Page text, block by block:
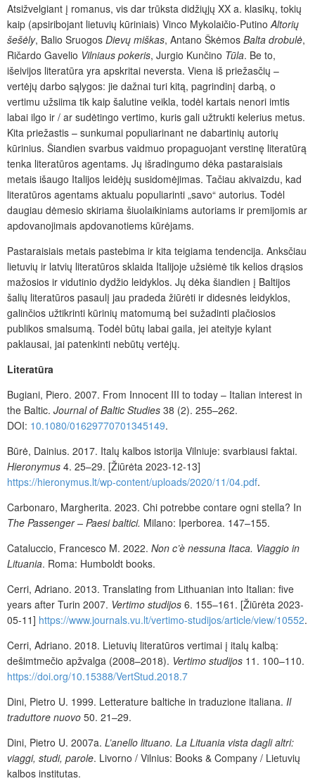
Atsižvelgiant į romanus, vis dar trūksta didžiųjų XX a. klasikų, tokių
kaip (apsiribojant lietuvių kūriniais) Vinco Mykolaičio-Putino Altorių
šešėly, Balio Sruogos Dievų miškas, Antano Škėmos Balta drobulė,
Ričardo Gavelio Vilniaus pokeris, Jurgio Kunčino Tūla. Be to,
išeivijos literatūra yra apskritai neversta. Viena iš priežasčių –
vertėjų darbo sąlygos: jie dažnai turi kitą, pagrindinį darbą, o
vertimu užsiima tik kaip šalutine veikla, todėl kartais nenori imtis
labai ilgo ir / ar sudėtingo vertimo, kuris gali užtrukti kelerius metus.
Kita priežastis – sunkumai populiarinant ne dabartinių autorių
kūrinius. Šiandien svarbus vaidmuo propaguojant verstinę literatūrą
tenka literatūros agentams. Jų išradingumo dėka pastaraisiais
metais išaugo Italijos leidėjų susidomėjimas. Tačiau akivaizdu, kad
literatūros agentams aktualu populiarinti „savo“ autorius. Todėl
daugiau dėmesio skiriama šiuolaikiniams autoriams ir premijomis ar
apdovanojimais apdovanotiems kūrėjams.
Pastaraisiais metais pastebima ir kita teigiama tendencija. Anksčiau
lietuvių ir latvių literatūros sklaida Italijoje užsiėmė tik kelios drąsios
mažosios ir vidutinio dydžio leidyklos. Jų dėka šiandien į Baltijos
šalių literatūros pasaulį jau pradeda žiūrėti ir didesnės leidyklos,
galinčios užtikrinti kūrinių matomumą bei sužadinti plačiosios
publikos smalsumą. Todėl būtų labai gaila, jei ateityje kylant
paklausai, jai patenkinti nebūtų vertėjų.
Literatūra
Bugiani, Piero. 2007. From Innocent III to today – Italian interest in
the Baltic. Journal of Baltic Studies 38 (2). 255–262.
DOI: 10.1080/01629770701345149.
Būrė, Dainius. 2017. Italų kalbos istorija Vilniuje: svarbiausi faktai.
Hieronymus 4. 25–29. [Žiūrėta 2023-12-13]
https://hieronymus.lt/wp-content/uploads/2020/11/04.pdf.
Carbonaro, Margherita. 2023. Chi potrebbe contare ogni stella? In
The Passenger – Paesi baltici. Milano: Iperborea. 147–155.
Cataluccio, Francesco M. 2022. Non c’è nessuna Itaca. Viaggio in
Lituania. Roma: Humboldt books.
Cerri, Adriano. 2013. Translating from Lithuanian into Italian: five
years after Turin 2007. Vertimo studijos 6. 155–161. [Žiūrėta 2023-
05-11] https://www.journals.vu.lt/vertimo-studijos/article/view/10552.
Cerri, Adriano. 2018. Lietuvių literatūros vertimai į italų kalbą:
dešimtmečio apžvalga (2008–2018). Vertimo studijos 11. 100–110.
https://doi.org/10.15388/VertStud.2018.7
Dini, Pietro U. 1999. Letterature baltiche in traduzione italiana. Il
traduttore nuovo 50. 21–29.
Dini, Pietro U. 2007a. L’anello lituano. La Lituania vista dagli altri:
viaggi, studi, parole. Livorno / Vilnius: Books & Company / Lietuvių
kalbos institutas.